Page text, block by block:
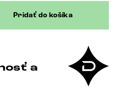
Pridať do košíka
a